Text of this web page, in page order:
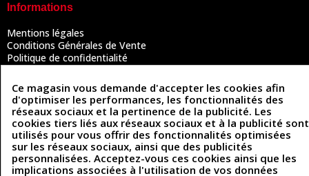
Informations
Mentions légales
Conditions Générales de Vente
Politique de confidentialité
Politique des cookies
Contactez-nous
Coordonnées
493 Chemin de Catougnac
81300 Graulhet
05 63 34 51 88
Ce magasin vous demande d'accepter les cookies afin
d'optimiser les performances, les fonctionnalités des
réseaux sociaux et la pertinence de la publicité. Les
cookies tiers liés aux réseaux sociaux et à la publicité sont
utilisés pour vous offrir des fonctionnalités optimisées
sur les réseaux sociaux, ainsi que des publicités
personnalisées. Acceptez-vous ces cookies ainsi que les
implications associées à l'utilisation de vos données